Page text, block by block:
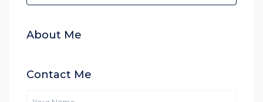
About Me
Contact Me